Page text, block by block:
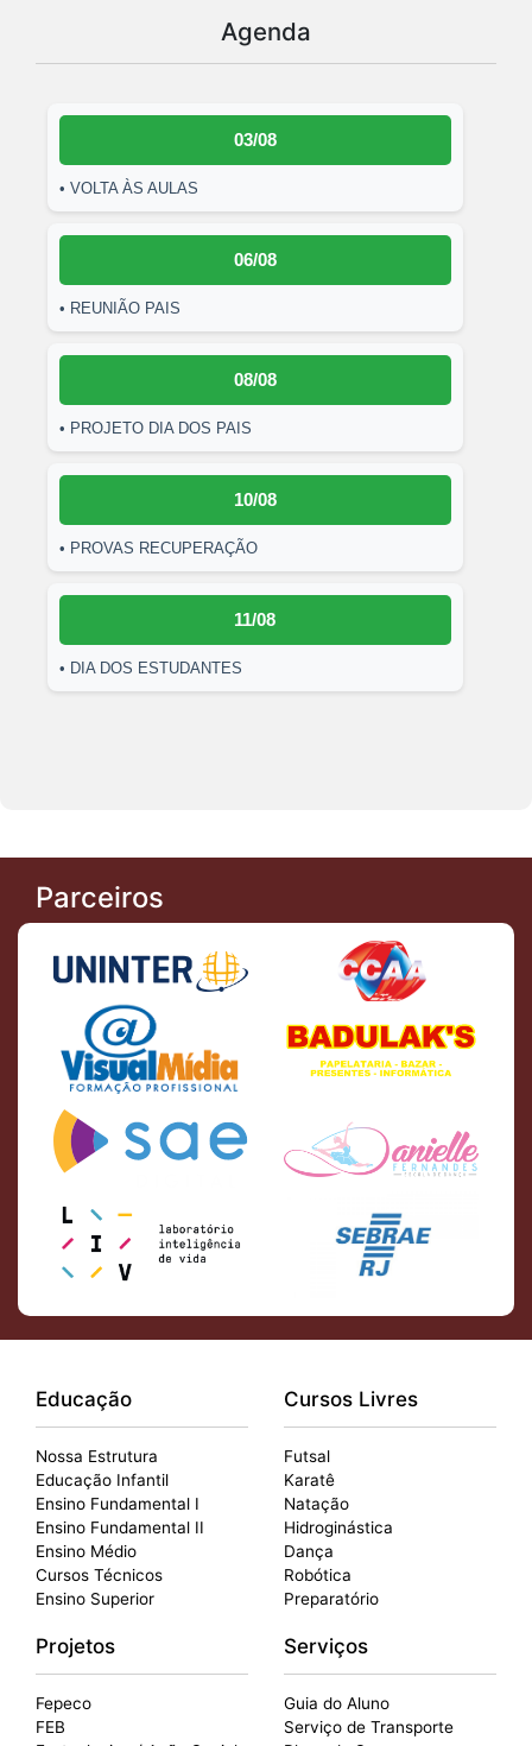
Agenda
03/08
• VOLTA ÀS AULAS
06/08
• REUNIÃO PAIS
08/08
• PROJETO DIA DOS PAIS
10/08
• PROVAS RECUPERAÇÃO
11/08
• DIA DOS ESTUDANTES
Parceiros
Educação
Nossa Estrutura
Educação Infantil
Ensino Fundamental I
Ensino Fundamental II
Ensino Médio
Cursos Técnicos
Ensino Superior
Cursos Livres
Futsal
Karatê
Natação
Hidroginástica
Dança
Robótica
Preparatório
Projetos
Fepeco
FEB
Serviços
Guia do Aluno
Serviço de Transporte